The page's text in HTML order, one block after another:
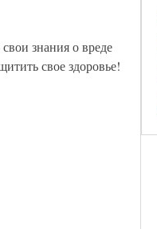
знания о вреде
свое здоровье!